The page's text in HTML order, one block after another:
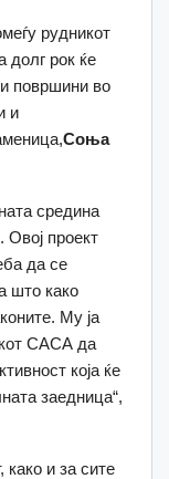
рудникот
долг рок ќе
површини во
и
Соња
средина
Овој проект
да се
што како
Му ја
САСА да
која ќе
заедница“,
како и за сите